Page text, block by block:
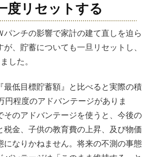
度リセットする
パンチの影響で家計の建て直しを迫ら
、貯蓄についても一旦リセットし、
した。
最低目標貯蓄額』と比べると実際の積
円程度のアドバンテージがありま
そのアドバンテージを使うと、今後の
税金、子供の教育費の上昇、及び物価
になりかねません。将来の不測の事態